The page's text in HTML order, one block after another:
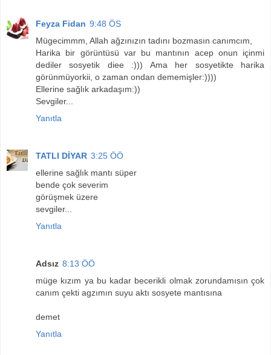
Feyza Fidan 9:48 ÖS
Mügecimmm, Allah ağzınızın tadını bozmasın canımcım,
Harika bir görüntüsü var bu mantının acep onun içinmi
dediler sosyetik diee :))) Ama her sosyetikte harika
görünmüyorkii, o zaman ondan dememişler:))))
Ellerine sağlık arkadaşım:))
Sevgiler...
Yanıtla
TATLI DİYAR 3:25 ÖÖ
ellerine sağlık mantı süper
bende çok severim
görüşmek üzere
sevgiler...
Yanıtla
Adsız 8:13 ÖÖ
müge kızım ya bu kadar becerikli olmak zorundamısın çok
canım çekti agzımın suyu aktı sosyete mantısına
demet
Yanıtla